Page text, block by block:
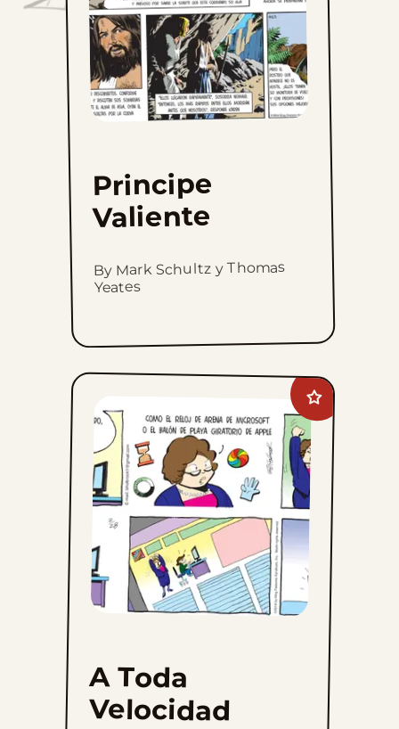
Principe
Valiente
By Mark Schultz y Thomas
Yeates
Add
Toda
Velocidad
favorites
A Toda
Velocidad